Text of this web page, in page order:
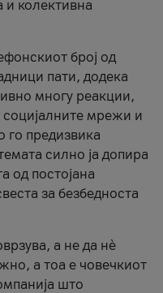
и колективна
број од
пати, додека
многу реакции,
мрежи и
го предизвика
силно ја допира
од постојана
за безбедноста
а не да нè
а тоа е човечкиот
што